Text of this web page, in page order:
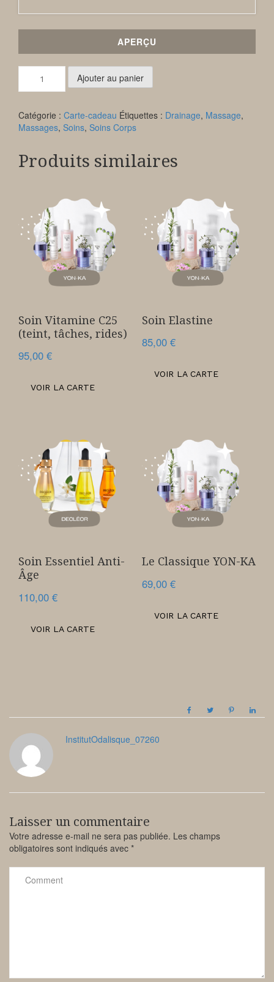
APERÇU
Soin
Ajouter au panier
Catégorie : Carte-cadeau Étiquettes : Drainage, Massage,
Massages, Soins, Soins Corps
Produits similaires
Soin Vitamine C25
(teint, tâches, rides)
95,00 €
VOIR LA CARTE
Soin Elastine
85,00 €
VOIR LA CARTE
Soin Essentiel Anti-
Âge
110,00 €
VOIR LA CARTE
Le Classique YON-KA
69,00 €
VOIR LA CARTE
InstitutOdalisque_07260
Laisser un commentaire
Votre adresse e-mail ne sera pas publiée. Les champs
obligatoires sont indiqués avec *